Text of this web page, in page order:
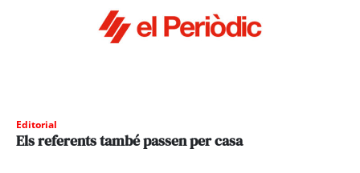
Editorial
Els referents també passen per casa